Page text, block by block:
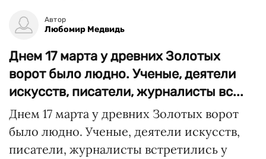
Автор
Любомир Медвидь
Днем 17 марта у древних Золотых
ворот было людно. Ученые, деятели
искусств, писатели, журналисты вс...
Днем 17 марта у древних Золотых ворот
было людно. Ученые, деятели искусств,
писатели, журналисты встретились у